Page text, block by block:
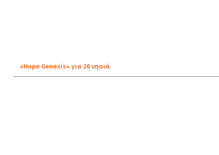
«Hope Genesis» για 26 νησιά